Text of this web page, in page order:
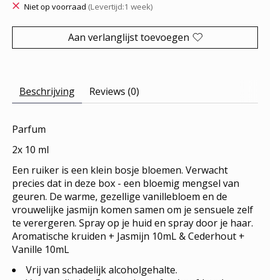
Niet op voorraad (Levertijd:1 week)
Aan verlanglijst toevoegen
Beschrijving Reviews (0)
Parfum
2x 10 ml
Een ruiker is een klein bosje bloemen. Verwacht
precies dat in deze box - een bloemig mengsel van
geuren. De warme, gezellige vanillebloem en de
vrouwelijke jasmijn komen samen om je sensuele zelf
te verergeren. Spray op je huid en spray door je haar.
Aromatische kruiden + Jasmijn 10mL & Cederhout +
Vanille 10mL
Vrij van schadelijk alcoholgehalte.